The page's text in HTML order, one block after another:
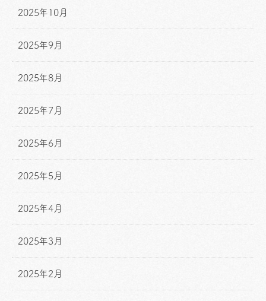
2025年10月
2025年9月
2025年8月
2025年7月
2025年6月
2025年5月
2025年4月
2025年3月
2025年2月